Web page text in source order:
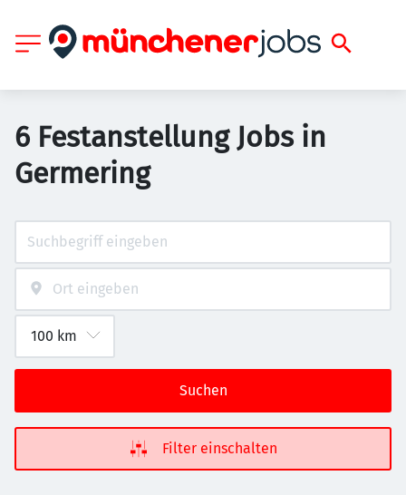
6 Festanstellung Jobs in
Germering
Suchen
Filter einschalten